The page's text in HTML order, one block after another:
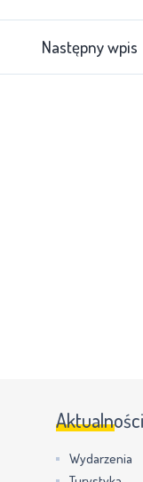
Następny wpis
Aktualności
Wydarzenia